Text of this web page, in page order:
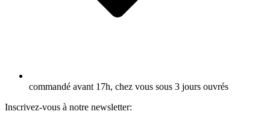
commandé avant 17h, chez vous sous 3 jours ouvrés
Inscrivez-vous à notre newsletter: